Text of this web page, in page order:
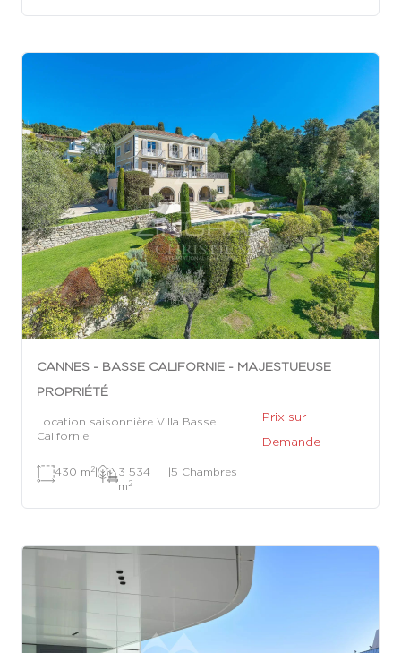
CANNES - BASSE CALIFORNIE - MAJESTUEUSE
PROPRIÉTÉ
Location saisonnière Villa Basse
Californie
Prix sur
Demande
430 m 2|
3 534
m 2
|5 Chambres